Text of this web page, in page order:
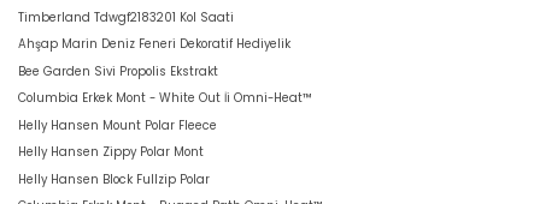
Timberland Tdwgf2183201 Kol Saati
Ahşap Marin Deniz Feneri Dekoratif Hediyelik
Bee Garden Sivi Propolis Ekstrakt
Columbia Erkek Mont - White Out İi Omni-Heat™
Helly Hansen Mount Polar Fleece
Helly Hansen Zippy Polar Mont
Helly Hansen Block Fullzip Polar